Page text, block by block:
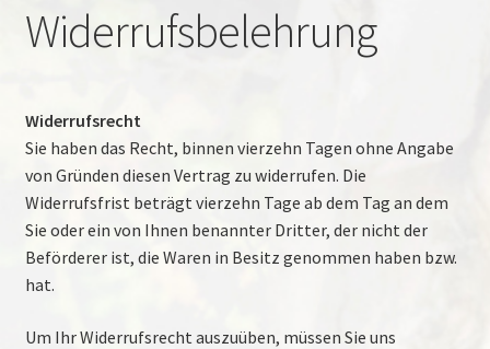
Kasse
Widerrufsbelehrung
Versandarten
Zahlungsarten
Widerrufsbelehrung
Widerrufsrecht
Sie haben das Recht, binnen vierzehn Tagen ohne Angabe
von Gründen diesen Vertrag zu widerrufen. Die
Widerrufsfrist beträgt vierzehn Tage ab dem Tag an dem
Sie oder ein von Ihnen benannter Dritter, der nicht der
Beförderer ist, die Waren in Besitz genommen haben bzw.
hat.
Um Ihr Widerrufsrecht auszuüben, müssen Sie uns